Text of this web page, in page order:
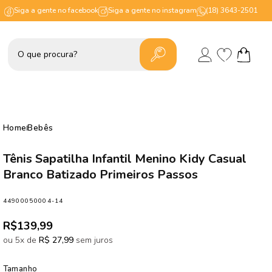
Siga a gente no facebook Siga a gente no instagram (18) 3643-2501
Fazer
login
de
Carrinho
HomeBebês
Tênis Sapatilha Infantil Menino Kidy Casual
Branco Batizado Primeiros Passos
SKU:
44900050004-14
Preço
normal
R$139,99
ou 5x de R$ 27,99sem juros
Tamanho